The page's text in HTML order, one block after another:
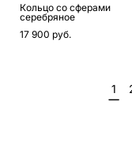
Кольцо со сферами
серебряное
17 900 pуб.
1